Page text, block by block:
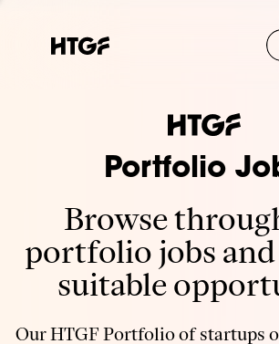
Portfolio
Browse
portfolio jobs and
suitable
Our HTGF Portfolio of startups